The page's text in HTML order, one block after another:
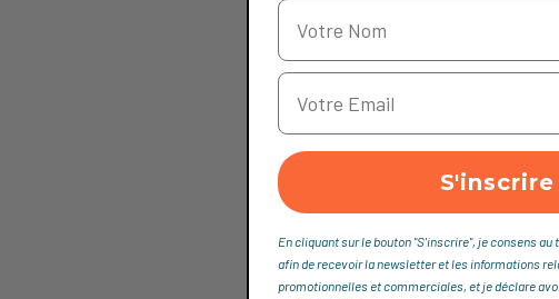
S'inscrire
En cliquant sur le bouton "S'inscrire", je consens
afin de recevoir la newsletter et les informations
promotionnelles et commerciales, et je déclare